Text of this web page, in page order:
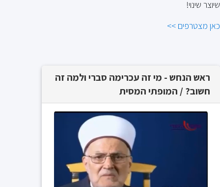
שיוצר שינוי!
כאן מצטרפים >>
ראש הנחש - מי זה עכרימה סברי ולמה זה
חשוב? / המופתי המסית